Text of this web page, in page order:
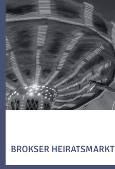
BROKSER HEIRATSMARKT